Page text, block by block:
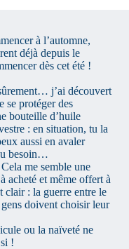
à l’automne,
déjà depuis le
dès cet été !
j’ai découvert
se protéger des
bouteille d’huile
: en situation, tu la
aussi en avaler
besoin…
me semble une
acheté et même offert à
clair : la guerre entre le
doivent choisir leur
ou la naïveté ne
!